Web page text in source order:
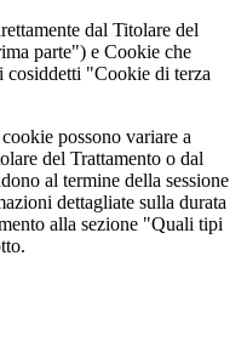
dal Titolare del
parte") e Cookie che
"Cookie di terza
possono variare a
del Trattamento o dal
al termine della sessione
dettagliate sulla durata
alla sezione "Quali tipi